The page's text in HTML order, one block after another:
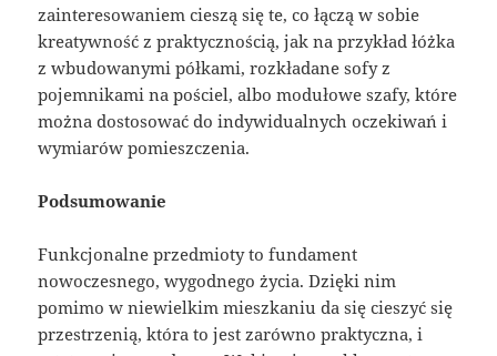
zainteresowaniem cieszą się te, co łączą w sobie
kreatywność z praktycznością, jak na przykład łóżka
z wbudowanymi półkami, rozkładane sofy z
pojemnikami na pościel, albo modułowe szafy, które
można dostosować do indywidualnych oczekiwań i
wymiarów pomieszczenia.
Podsumowanie
Funkcjonalne przedmioty to fundament
nowoczesnego, wygodnego życia. Dzięki nim
pomimo w niewielkim mieszkaniu da się cieszyć się
przestrzenią, która to jest zarówno praktyczna, i